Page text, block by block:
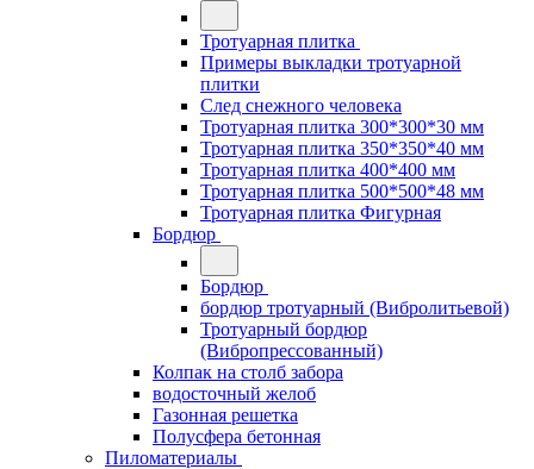
Тротуарная плитка
Примеры выкладки тротуарной
плитки
След снежного человека
Тротуарная плитка 300*300*30 мм
Тротуарная плитка 350*350*40 мм
Тротуарная плитка 400*400 мм
Тротуарная плитка 500*500*48 мм
Тротуарная плитка Фигурная
Бордюр
Бордюр
бордюр тротуарный (Вибролитьевой)
Тротуарный бордюр
(Вибропрессованный)
Колпак на столб забора
водосточный желоб
Газонная решетка
Полусфера бетонная
Пиломатериалы